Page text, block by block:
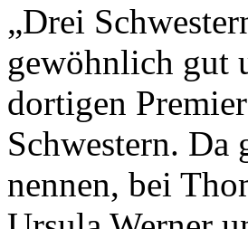
„Drei
gewöhnlich gut
dortigen
Schwestern. Da
nennen, bei